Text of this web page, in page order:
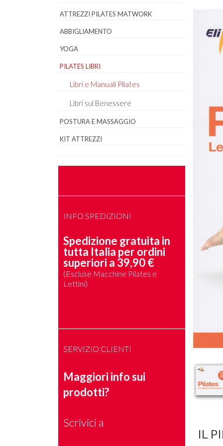
ATTREZZI PILATES MATWORK
ABBIGLIAMENTO
YOGA
PILATES LIBRI
Libri e Manuali Pilates
Libri sul Benessere
POSTURA E MASSAGGIO
KIT ATTREZZI
INFO SPEDIZIONI
Spedizione gratuita in
tutta Italia per ordini
superiori a 39,90 €
(Escluse Macchine Pilates e
Lettini)
SERVIZIO CLIENTI
Maggiori info sui
prodotti?
Scrivici a
IL